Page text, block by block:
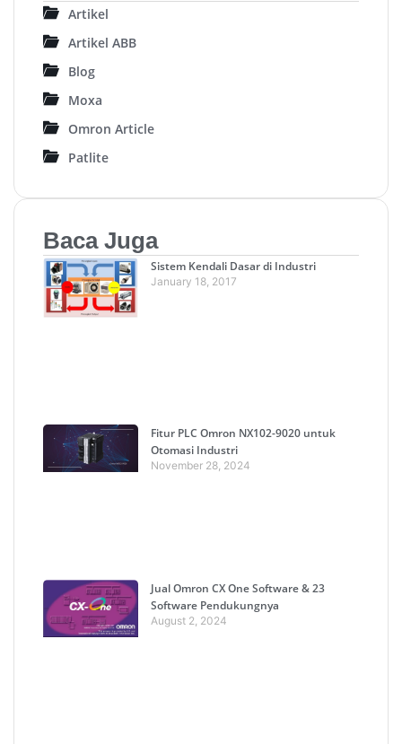
Artikel
Artikel ABB
Blog
Moxa
Omron Article
Patlite
Baca Juga
Sistem Kendali Dasar di Industri
January 18, 2017
Fitur PLC Omron NX102-9020 untuk
Otomasi Industri
November 28, 2024
Jual Omron CX One Software & 23
Software Pendukungnya
August 2, 2024